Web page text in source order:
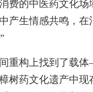
费的中医药文化
产生情感共鸣，在
构上找到了载
树药文化遗产中